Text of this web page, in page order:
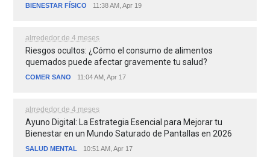
BIENESTAR FÍSICO 11:38 AM, Apr 19
alrrededor de 4 meses
Riesgos ocultos: ¿Cómo el consumo de alimentos
quemados puede afectar gravemente tu salud?
COMER SANO 11:04 AM, Apr 17
alrrededor de 4 meses
Ayuno Digital: La Estrategia Esencial para Mejorar tu
Bienestar en un Mundo Saturado de Pantallas en 2026
SALUD MENTAL 10:51 AM, Apr 17